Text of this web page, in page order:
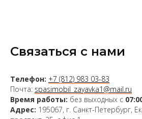
Связаться с нами
Телефон: +7 (812) 983 03-83
Почта: spasimobil_zayavka1@mail.ru
Время работы: без выходных с
Адрес: 195067, г. Санкт-Петербург,